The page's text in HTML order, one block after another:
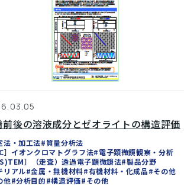
前後の溶液成分とゼオライトの構造評価
法・加工法#質量分析法
］イオンクロマトグラフ法#電子顕微鏡観察・分析
］（走査）透過電子顕微鏡法#製品分野
リアル#金属・無機材料#有機材料・化成品#その他
他#分析目的#構造評価#その他